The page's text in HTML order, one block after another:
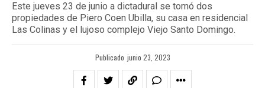
Este jueves 23 de junio a dictadural se tomó dos
propiedades de Piero Coen Ubilla, su casa en residencial
Las Colinas y el lujoso complejo Viejo Santo Domingo.
Publicado junio 23, 2023